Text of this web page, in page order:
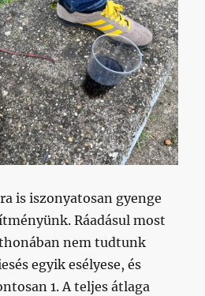
is iszonyatosan gyenge
Ráadásul most
nem tudtunk
egyik esélyese, és
1. A teljes átlaga